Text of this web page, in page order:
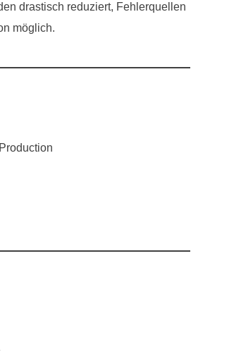
drastisch reduziert, Fehlerquellen
möglich.